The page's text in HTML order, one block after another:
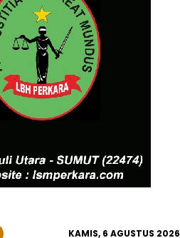
KAMIS, 6 AGUSTUS 2026